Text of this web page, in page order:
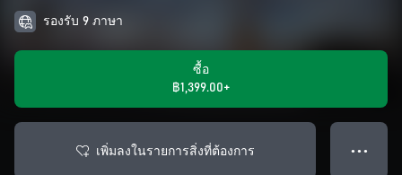
รองรับ 9 ภาษา
ซื้อ
฿1,399.00+
เพิ่มลงในรายการสิ่งที่ต้องการ ● ● ●